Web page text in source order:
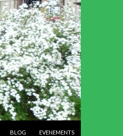
BLOG EVENEMENTS